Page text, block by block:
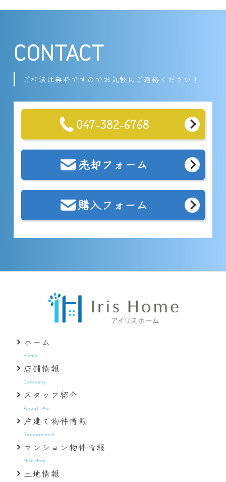
CONTACT
ご相談は無料ですのでお気軽にご連絡ください！
047-382-6768
売却フォーム
購入フォーム
ホーム
Home
店舗情報
Company
スタッフ紹介
About Au
戸建て物件情報
Recommend
マンション物件情報
Manshon
土地情報